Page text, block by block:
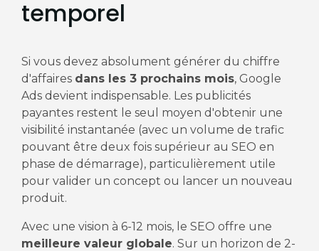
temporel
Si vous devez absolument générer du chiffre
d'affaires dans les 3 prochains mois, Google
Ads devient indispensable. Les publicités
payantes restent le seul moyen d'obtenir une
visibilité instantanée (avec un volume de trafic
pouvant être deux fois supérieur au SEO en
phase de démarrage), particulièrement utile
pour valider un concept ou lancer un nouveau
produit.
Avec une vision à 6-12 mois, le SEO offre une
meilleure valeur globale. Sur un horizon de 2-